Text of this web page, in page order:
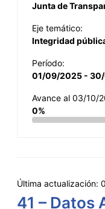
Junta de
Eje temático:
Integridad
Período:
01/09/2025 -
Avance al 03/10/
0%
Última actualización:
41 – Datos